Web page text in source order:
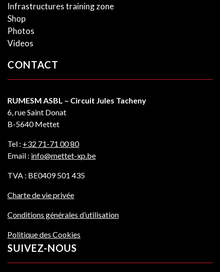
Infrastructures training zone
Shop
Photos
Videos
CONTACT
RUMESM ASBL – Circuit Jules Tacheny
6, rue Saint Donat
B-5640 Mettet
Tel : +32 71-71 00 80
Email : info@mettet-xp.be
TVA : BE0409 501 435
Charte de vie privée
Conditions générales d’utilisation
Politique des Cookies
SUIVEZ-NOUS